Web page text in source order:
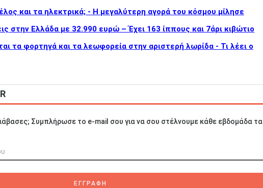
και τα ηλεκτρικά; - Η μεγαλύτερη αγορά του κόσμου μίλησε
στην Ελλάδα με 32.990 ευρώ – Έχει 163 ίππους και 7άρι κιβώτιο
τα φορτηγά και τα λεωφορεία στην αριστερή λωρίδα - Τι λέει ο
Συμπλήρωσε το e-mail σου για να σου στέλνουμε κάθε εβδομάδα τα
ΕΓΓΡΑΦΗ